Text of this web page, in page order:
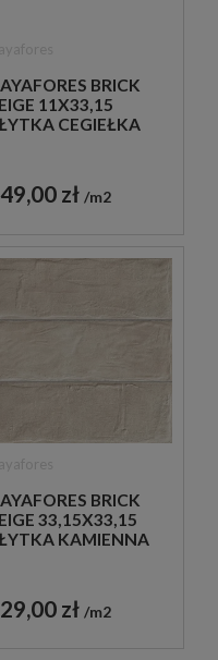
BRICK
11X33,15
CEGIEŁKA
zł m2
BRICK
33,15X33,15
KAMIENNA
zł m2